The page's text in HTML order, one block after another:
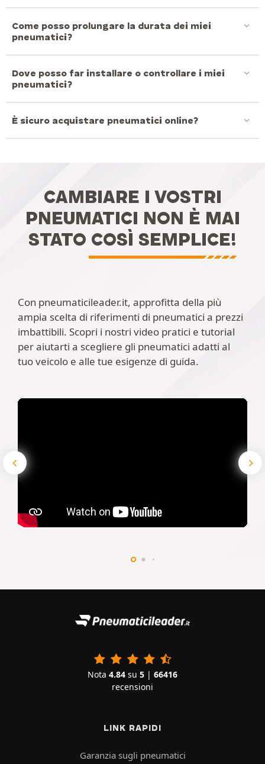
come posso prolungare la durata dei miei
pneumatici?
dove posso far installare o controllare i miei
pneumatici?
è sicuro acquistare pneumatici online?
CAMBIARE I VOSTRI
PNEUMATICI NON È MAI
STATO COSÌ SEMPLICE!
Con pneumaticileader.it, approfitta della più
ampia scelta di riferimenti di pneumatici a prezzi
imbattibili. Scopri i nostri video pratici e tutorial
per aiutarti a scegliere gli pneumatici adatti al
tuo veicolo e alle tue esigenze di guida.
Nota 4.84 su 5 | 66416
recensioni
LINK RAPIDI
Garanzia sugli pneumatici